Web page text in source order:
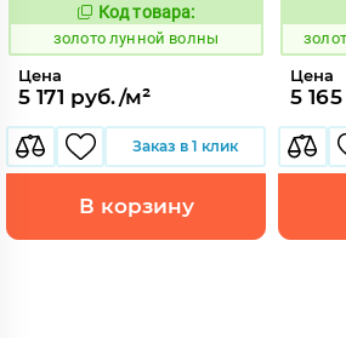
521887
Код товара:
золото лунной волны
Цена
5 171 руб./м²
Заказ в 1 клик
В корзину
Цена
5